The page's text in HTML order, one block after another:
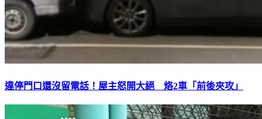
違停門口還沒留電話！屋主怒開大絕 烙2車「前後夾攻」